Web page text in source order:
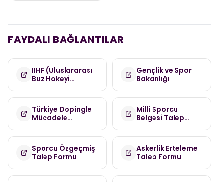
FAYDALI BAĞLANTILAR
IIHF (Uluslararası
Buz Hokeyi
Gençlik ve Spor
Bakanlığı
Türkiye Dopingle
Mücadele
(TDMK)
Milli Sporcu
Belgesi Talep
Sporcu Özgeçmiş
Talep Formu
Askerlik Erteleme
Talep Formu